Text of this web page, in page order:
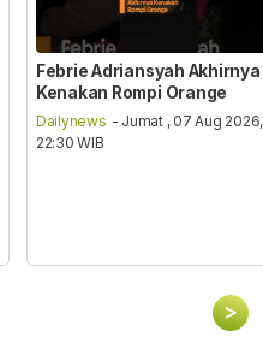
Febrie Adriansyah Akhirnya
Kenakan Rompi Orange
Dailynews - Jumat , 07 Aug 2026,
22:30 WIB
>